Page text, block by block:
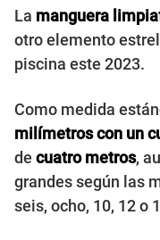
La manguera
otro elemento
piscina este 2023.
Como medida
milímetros con un
de cuatro metros,
grandes según las
seis, ocho, 10, 12 o